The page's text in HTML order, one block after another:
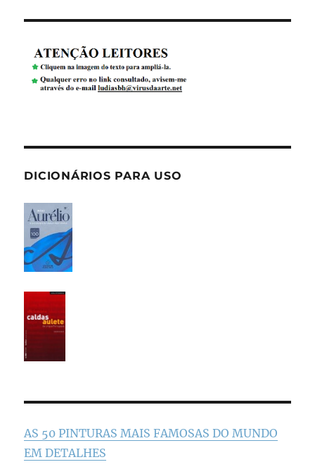
DICIONÁRIOS PARA USO
AS 50 PINTURAS MAIS FAMOSAS DO MUNDO
EM DETALHES